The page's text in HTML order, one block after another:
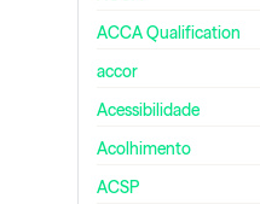
ACCA Qualification
accor
Acessibilidade
Acolhimento
ACSP